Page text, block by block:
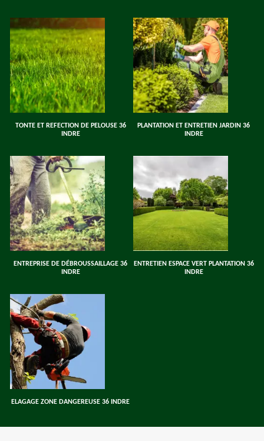
TONTE ET REFECTION DE PELOUSE 36
INDRE
PLANTATION ET ENTRETIEN JARDIN 36
INDRE
ENTREPRISE DE DÉBROUSSAILLAGE 36
INDRE
ENTRETIEN ESPACE VERT PLANTATION 36
INDRE
ELAGAGE ZONE DANGEREUSE 36 INDRE